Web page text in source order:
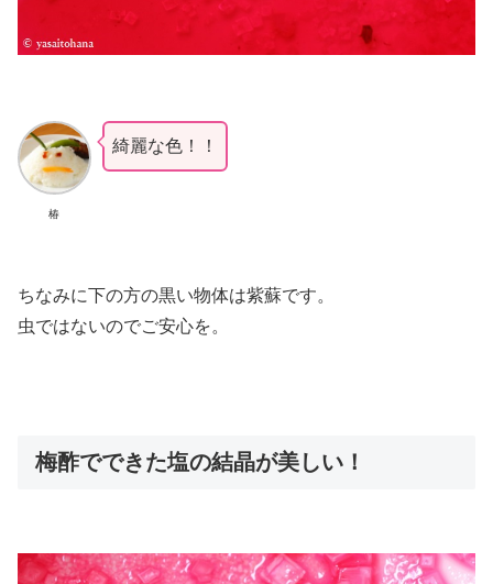
椿
綺麗な色！！
ちなみに下の方の黒い物体は紫蘇です。
虫ではないのでご安心を。
梅酢でできた塩の結晶が美しい！